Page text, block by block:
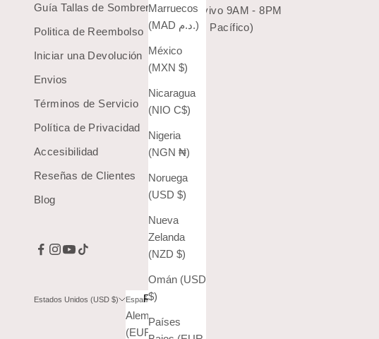
Marruecos
(MAD د.م.)
México
(MXN $)
Nicaragua
(NIO C$)
Nigeria
(NGN ₦)
Noruega
(USD $)
Nueva
Zelanda
(NZD $)
Omán (USD
$)
Países
Guía Tallas de Sombreros
Politica de Reembolso
Iniciar una Devolución
Envios
Términos de Servicio
Política de Privacidad
Accesibilidad
Reseñas de Clientes
Blog
Chat en vivo 9AM - 8PM
(Hora del Pacífico)
Estados Unidos (USD $)
País
Alemania
(EUR €)
Español
English